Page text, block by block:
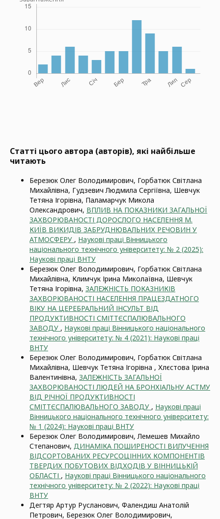
Статті цього автора (авторів), які найбільше
читають
Березюк Олег Володимирович, Горбатюк Світлана
Михайлівна, Гудзевич Людмила Сергіївна, Шевчук
Тетяна Ігорівна, Паламарчук Микола
Олександрович, ВПЛИВ НА ПОКАЗНИКИ ЗАГАЛЬНОЇ
ЗАХВОРЮВАНОСТІ ДОРОСЛОГО НАСЕЛЕННЯ М.
КИЇВ ВИКИДІВ ЗАБРУДНЮВАЛЬНИХ РЕЧОВИН У
АТМОСФЕРУ , Наукові праці Вінницького
національного технічного університету: № 2 (2025):
Наукові праці ВНТУ
Березюк Олег Володимирович, Горбатюк Світлана
Михайлівна, Климчук Ірина Миколаївна, Шевчук
Тетяна Ігорівна, ЗАЛЕЖНІСТЬ ПОКАЗНИКІВ
ЗАХВОРЮВАНОСТІ НАСЕЛЕННЯ ПРАЦЕЗДАТНОГО
ВІКУ НА ЦЕРЕБРАЛЬНИЙ ІНСУЛЬТ ВІД
ПРОДУКТИВНОСТІ СМІТТЄСПАЛЮВАЛЬНОГО
ЗАВОДУ , Наукові праці Вінницького національного
технічного університету: № 4 (2021): Наукові праці
ВНТУ
Березюк Олег Володимирович, Горбатюк Світлана
Михайлівна, Шевчук Тетяна Ігорівна , Хлєстова Ірина
Валентинівна, ЗАЛЕЖНІСТЬ ЗАГАЛЬНОЇ
ЗАХВОРЮВАНОСТІ ЛЮДЕЙ НА БРОНХІАЛЬНУ АСТМУ
ВІД РІЧНОЇ ПРОДУКТИВНОСТІ
СМІТТЄСПАЛЮВАЛЬНОГО ЗАВОДУ , Наукові праці
Вінницького національного технічного університету:
№ 1 (2024): Наукові праці ВНТУ
Березюк Олег Володимирович, Лемешев Михайло
Степанович, ДИНАМІКА ПОШИРЕНОСТІ ВИЛУЧЕННЯ
ВІДСОРТОВАНИХ РЕСУРСОЦІННИХ КОМПОНЕНТІВ
ТВЕРДИХ ПОБУТОВИХ ВІДХОДІВ У ВІННИЦЬКІЙ
ОБЛАСТІ , Наукові праці Вінницького національного
технічного університету: № 2 (2022): Наукові праці
ВНТУ
Дегтяр Артур Русланович, Фалендиш Анатолій
Петрович, Березюк Олег Володимирович,